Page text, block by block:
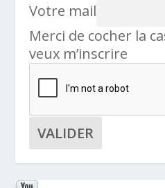
Votre mail
Merci de cocher la
veux m’inscrire